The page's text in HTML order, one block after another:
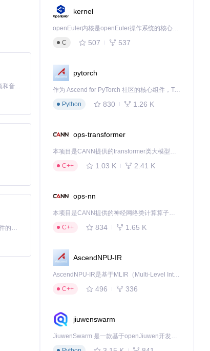
付周
步骤包
→导出
：选
XML文
构使
MiniMax H3 是一个通用的全模态生成系统。它支持对由文本、图像、视频和音频组成的多模态上下文进行统一理解，并能生成分辨率高达 2K、时长可达 15 秒的带原生立体声音频的视频。得益于面向任务泛化的系统设计，H3 在预训练阶段就已具备广泛的多模态上下文理解与生成能力，能够出色地执行复杂的多模态指令。
基于Python的Xiaozhi AI，适用于想要完整Xiaozhi体验而无需拥有专用硬件的用户。
kernel
openEuler内核是openEuler操作系统的核心，既是系统性能与稳定性的基石，也是连接处理器、设备与服务的桥梁。
C
507 537
pytorch
作为 Ascend for PyTorch 社区的核心组件，TorchNPU 是昇腾专为 PyTorch 打造的深度学习适配插件，使 PyTorch 框架能够直接调用昇腾 NPU，为开发者提供昇腾 AI 处理器的超强算力。
Python
830 1.26 K
ops-transformer
本项目是CANN提供的transformer类大模型算子库，实现网络在NPU上加速计算。
C++
1.03 K 2.41 K
ops-nn
本项目是CANN提供的神经网络类计算算子库，实现网络在NPU上加速计算。
C++
834 1.65 K
AscendNPU-IR
AscendNPU-IR是基于MLIR（Multi-Level Intermediate Representation）构建的，面向昇腾亲和算子编译时使用的中间表示，提供昇腾完备表达能力，通过编译优化提升昇腾AI处理器计算效率，支持通过生态框架使能昇腾AI处理器与深度调优
C++
496 336
jiuwenswarm
JiuwenSwarm 是一款基于openJiuwen开发的智能AI Agent，它能够将大语言模型的强大能力，通过你日常使用的各类通讯应用，直接延伸至你的指尖。